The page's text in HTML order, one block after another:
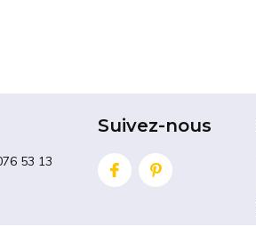
53 13
Suivez-nous